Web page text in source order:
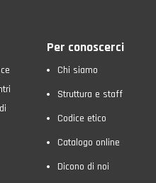
Per conoscerci
Chi siamo
Struttura e staff
Codice etico
Catalogo online
Dicono di noi